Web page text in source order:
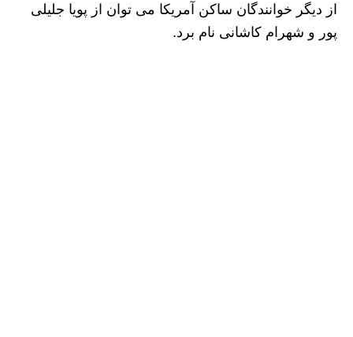
از دیگر خوانندگان ساکن آمریکا می توان از پویا جلیلی
پور و شهرام کاشانی نام برد.